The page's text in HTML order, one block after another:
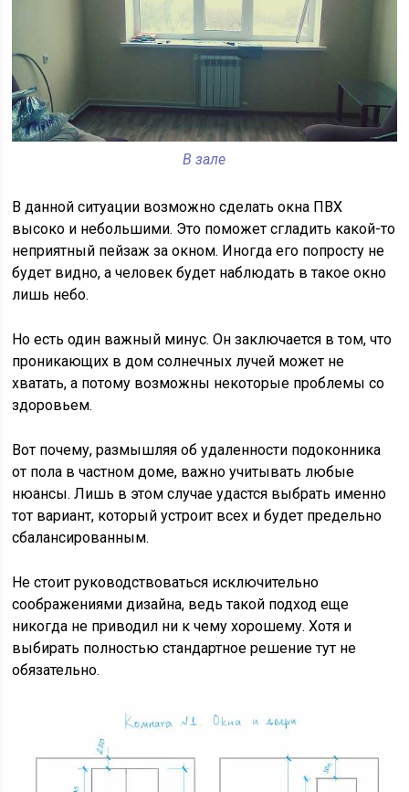
В зале
В данной ситуации возможно сделать окна ПВХ
высоко и небольшими. Это поможет сгладить какой-то
неприятный пейзаж за окном. Иногда его попросту не
будет видно, а человек будет наблюдать в такое окно
лишь небо.
Но есть один важный минус. Он заключается в том, что
проникающих в дом солнечных лучей может не
хватать, а потому возможны некоторые проблемы со
здоровьем.
Вот почему, размышляя об удаленности подоконника
от пола в частном доме, важно учитывать любые
нюансы. Лишь в этом случае удастся выбрать именно
тот вариант, который устроит всех и будет предельно
сбалансированным.
Не стоит руководствоваться исключительно
соображениями дизайна, ведь такой подход еще
никогда не приводил ни к чему хорошему. Хотя и
выбирать полностью стандартное решение тут не
обязательно.